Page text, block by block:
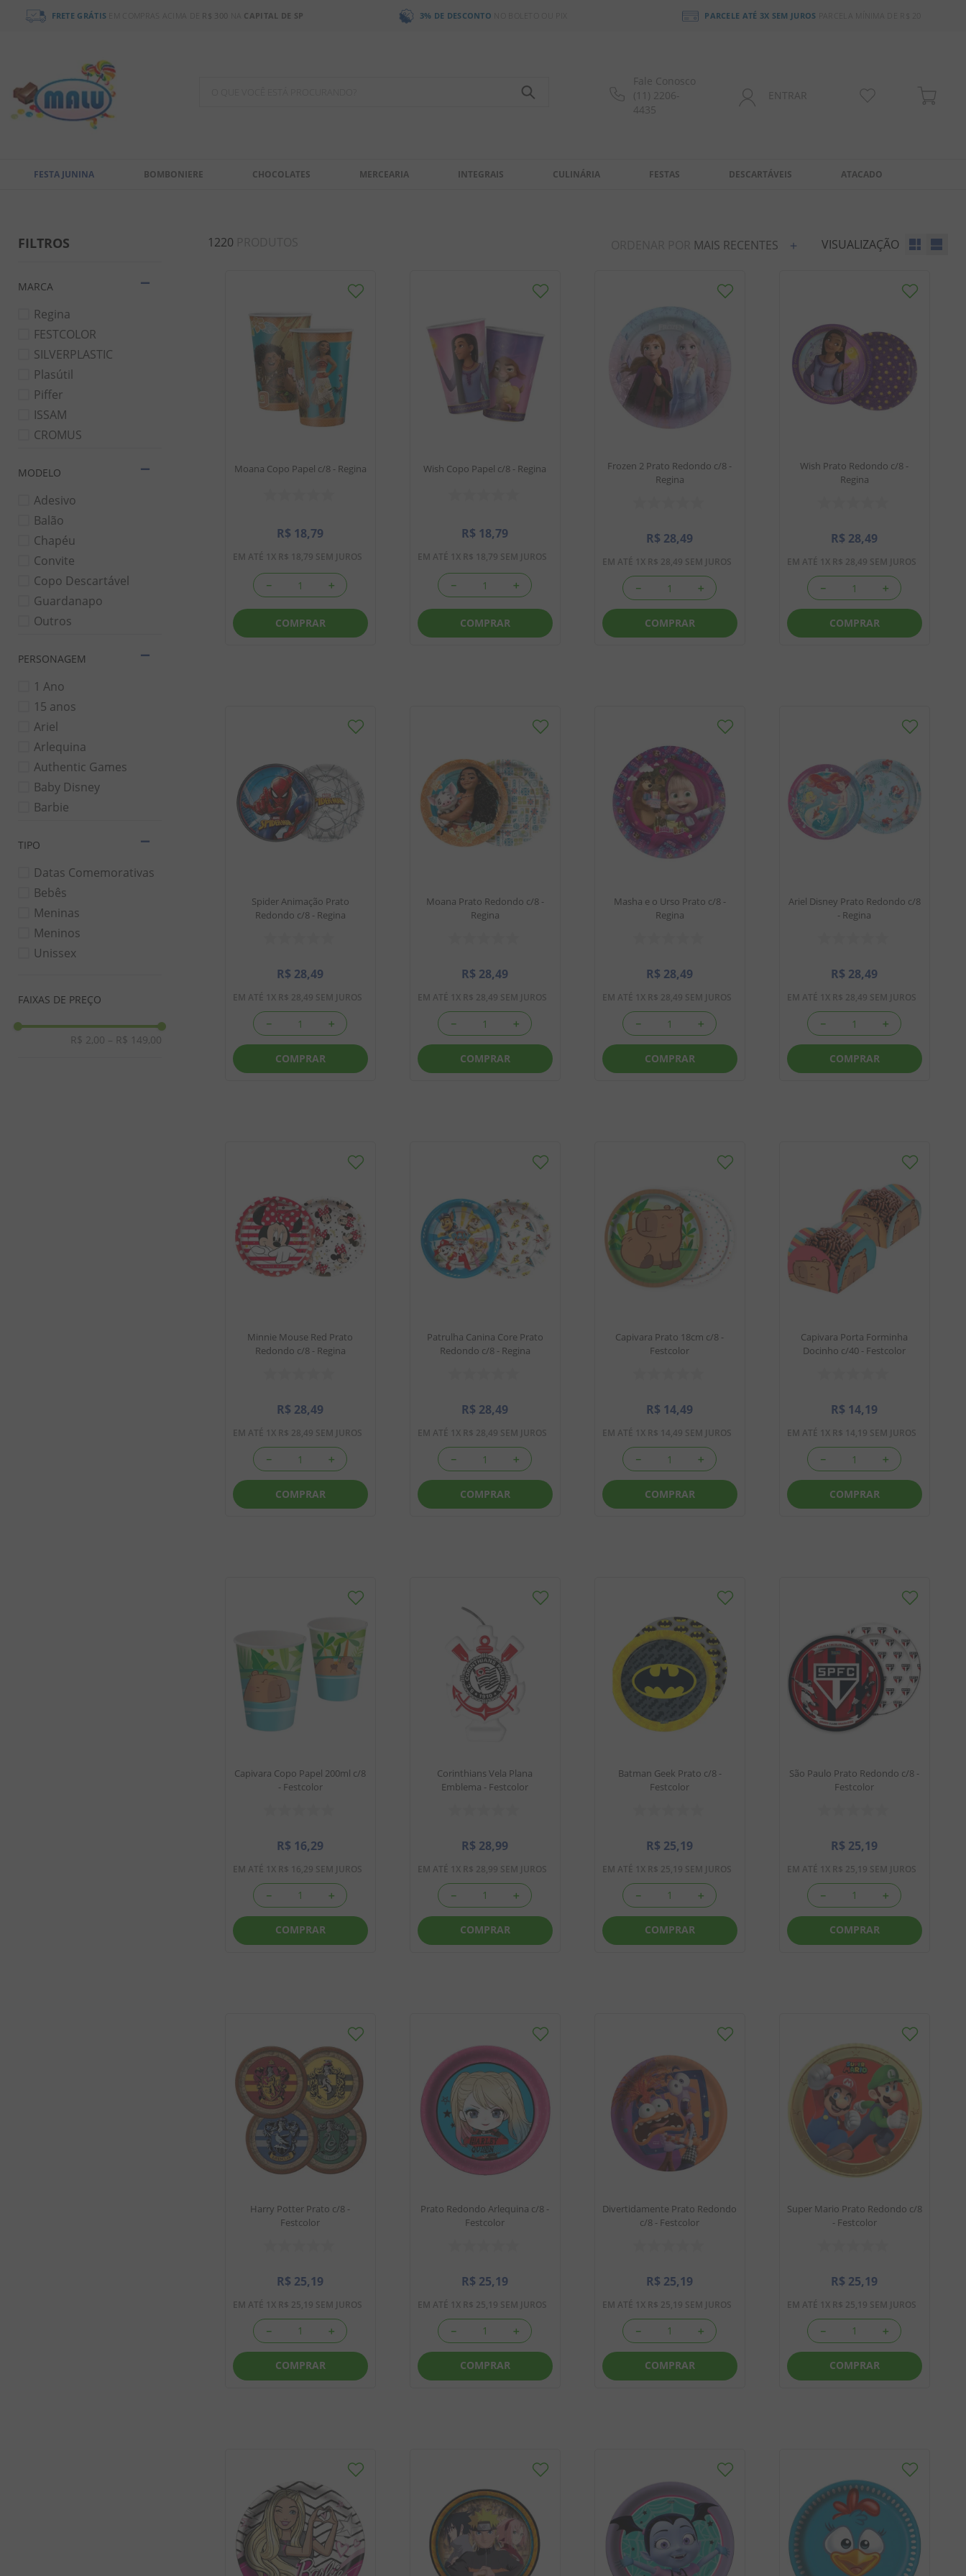
FRETE GRÁTIS EM COMPRAS ACIMA DE R$ 300 CAPITAL DE SP 3% DE DESCONTO PARCELE ATÉ 3X SEM JUROS PARCELA MÍNIMA DE R$ 20
Fale Conosco
(11) 2206-
4435
ENTRAR
FESTA JUNINA BOMBONIERE CHOCOLATES MERCEARIA INTEGRAIS CULINÁRIA FESTAS DESCARTÁVEIS ATACADO
FILTROS
MARCA
Regina
FESTCOLOR
SILVERPLASTIC
Plasútil
Piffer
ISSAM
CROMUS
KLF FESTAS
Kidart
MODELO
Adesivo
Balão
Chapéu
Convite
Copo Descartável
Guardanapo
Outros
Porta Forminha
Prato Descartável
PERSONAGEM
1 Ano
15 anos
Ariel
Arlequina
Authentic Games
Baby Disney
Barbie
Bela e a Fera
Boneca LOL
TIPO
Datas Comemorativas
Bebês
Meninas
Meninos
Unissex
FAIXAS DE PREÇO
R$ 2,00 – R$ 149,00
1220 MAIS RECENTES VISUALIZAÇÃO
Moana Copo Papel c/8 - Regina
R$ 18,79
EM ATÉ 1 X R$ 18,79 SEM JUROS
＋
－
COMPRAR
Wish Copo Papel c/8 - Regina
R$ 18,79
EM ATÉ 1 X R$ 18,79 SEM JUROS
＋
－
COMPRAR
Frozen 2 Prato Redondo c/8 -
Regina
R$ 28,49
EM ATÉ 1 X R$ 28,49 SEM JUROS
＋
－
COMPRAR
Wish Prato Redondo c/8 -
Regina
R$ 28,49
EM ATÉ 1 X R$ 28,49 SEM JUROS
＋
－
COMPRAR
Spider Animação Prato
Redondo c/8 - Regina
R$ 28,49
EM ATÉ 1 X R$ 28,49 SEM JUROS
＋
－
COMPRAR
Moana Prato Redondo c/8 -
Regina
R$ 28,49
EM ATÉ 1 X R$ 28,49 SEM JUROS
＋
－
COMPRAR
Masha e o Urso Prato c/8 -
Regina
R$ 28,49
EM ATÉ 1 X R$ 28,49 SEM JUROS
＋
－
COMPRAR
Ariel Disney Prato Redondo c/8
- Regina
R$ 28,49
EM ATÉ 1 X R$ 28,49 SEM JUROS
＋
－
COMPRAR
Minnie Mouse Red Prato
Redondo c/8 - Regina
R$ 28,49
EM ATÉ 1 X R$ 28,49 SEM JUROS
＋
－
COMPRAR
Patrulha Canina Core Prato
Redondo c/8 - Regina
R$ 28,49
EM ATÉ 1 X R$ 28,49 SEM JUROS
＋
－
COMPRAR
Capivara Prato 18cm c/8 -
Festcolor
R$ 14,49
EM ATÉ 1 X R$ 14,49 SEM JUROS
＋
－
COMPRAR
Capivara Porta Forminha
Docinho c/40 - Festcolor
R$ 14,19
EM ATÉ 1 X R$ 14,19 SEM JUROS
＋
－
COMPRAR
Capivara Copo Papel 200ml c/8
- Festcolor
R$ 16,29
EM ATÉ 1 X R$ 16,29 SEM JUROS
＋
－
COMPRAR
Corinthians Vela Plana
Emblema - Festcolor
R$ 28,99
EM ATÉ 1 X R$ 28,99 SEM JUROS
＋
－
COMPRAR
Batman Geek Prato c/8 -
Festcolor
R$ 25,19
EM ATÉ 1 X R$ 25,19 SEM JUROS
＋
－
COMPRAR
São Paulo Prato Redondo c/8 -
Festcolor
R$ 25,19
EM ATÉ 1 X R$ 25,19 SEM JUROS
＋
－
COMPRAR
Harry Potter Prato c/8 -
Festcolor
R$ 25,19
EM ATÉ 1 X R$ 25,19 SEM JUROS
＋
－
COMPRAR
Prato Redondo Arlequina c/8 -
Festcolor
R$ 25,19
EM ATÉ 1 X R$ 25,19 SEM JUROS
＋
－
COMPRAR
Divertidamente Prato Redondo
c/8 - Festcolor
R$ 25,19
EM ATÉ 1 X R$ 25,19 SEM JUROS
＋
－
COMPRAR
Super Mario Prato Redondo c/8
- Festcolor
R$ 25,19
EM ATÉ 1 X R$ 25,19 SEM JUROS
＋
－
COMPRAR
TERMOS MAIS BUSCADOS
2º
9º
doce leite